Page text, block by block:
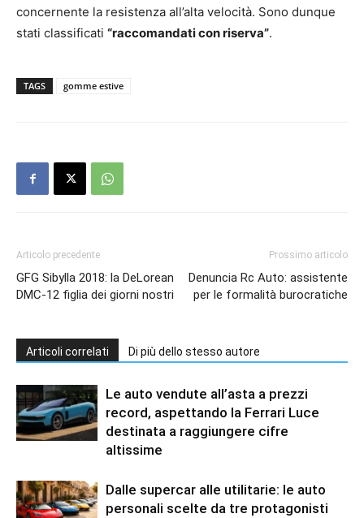
concernente la resistenza all’alta velocità. Sono dunque
stati classificati “raccomandati con riserva”.
TAGS gomme estive
Articolo precedente
GFG Sibylla 2018: la DeLorean
DMC-12 figlia dei giorni nostri
Prossimo articolo
Denuncia Rc Auto: assistente
per le formalità burocratiche
Articoli correlati Di più dello stesso autore
Le auto vendute all’asta a prezzi
record, aspettando la Ferrari Luce
destinata a raggiungere cifre
altissime
Dalle supercar alle utilitarie: le auto
personali scelte da tre protagonisti